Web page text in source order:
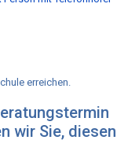
erreichen.
wir Sie, diesen